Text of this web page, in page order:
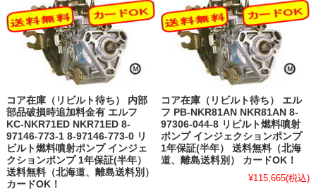
コア在庫（リビルト待ち） 内部
部品破損時追加料金有 エルフ
KC-NKR71ED NKR71ED 8-
97146-773-1 8-97146-773-0 リ
ビルト燃料噴射ポンプ インジェ
クションポンプ 1年保証(半年）
送料無料（北海道、離島送料別）
カードOK！
コア在庫（リビルト待ち） エル
フ PB-NKR81AN NKR81AN 8-
97306-044-8 リビルト燃料噴射
ポンプ インジェクションポンプ
1年保証(半年） 送料無料（北海
道、離島送料別） カードOK！
¥115,665(税込)